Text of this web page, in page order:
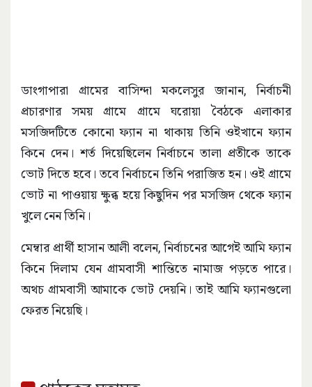
ডাংগাপারা গ্রামের বাসিন্দা মকলেসুর জানান, নির্বাচনী
প্রচারণার সময় গ্রামে গ্রামে ঘরোয়া বৈঠকে এলাকার
মসজিদটিতে কোনো ফ্যান না থাকায় তিনি ওইখানে ফ্যান
কিনে দেন। শর্ত দিয়েছিলেন নির্বাচনে তালা প্রতীকে তাকে
ভোট দিতে হবে। তবে নির্বাচনে তিনি পরাজিত হন। ওই গ্রামে
ভোট না পাওয়ায় ক্ষুব্ধ হয়ে কিছুদিন পর মসজিদ থেকে ফ্যান
খুলে নেন তিনি।
মেম্বার প্রার্থী হাসান আলী বলেন, নির্বাচনের আগেই আমি ফ্যান
কিনে দিলাম যেন গ্রামবাসী শান্তিতে নামাজ পড়তে পারে।
অথচ গ্রামবাসী আমাকে ভোট দেয়নি। তাই আমি ফ্যানগুলো
ফেরত নিয়েছি।